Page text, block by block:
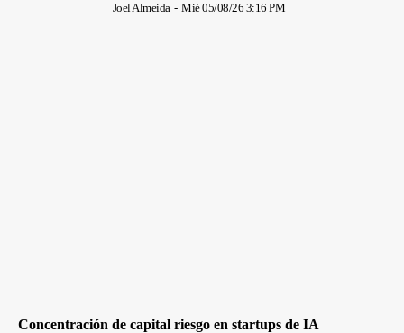
Joel Almeida - Mié 05/08/26 3:16 PM
Concentración de capital riesgo en startups de IA